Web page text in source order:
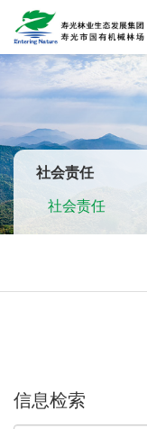
社会责任
社会责任
信息检索